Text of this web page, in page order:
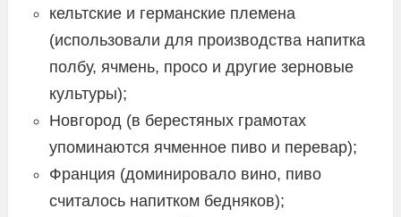
кельтские и германские племена
(использовали для производства напитка
полбу, ячмень, просо и другие зерновые
культуры);
Новгород (в берестяных грамотах
упоминаются ячменное пиво и перевар);
Франция (доминировало вино, пиво
считалось напитком бедняков);